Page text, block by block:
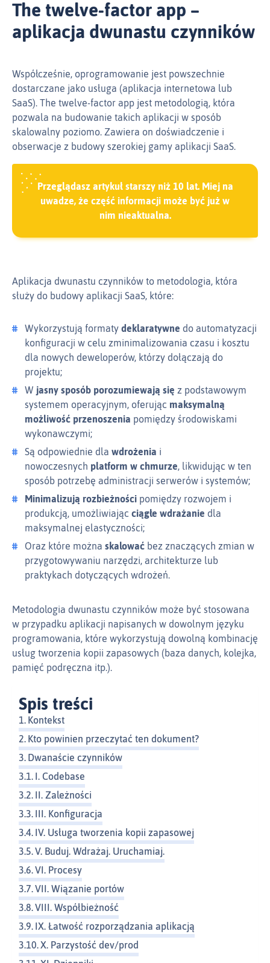
The twelve-factor app –
aplikacja dwunastu czynników
Współcześnie, oprogramowanie jest powszechnie
dostarczane jako usługa (aplikacja internetowa lub
SaaS). The twelve-factor app jest metodologią, która
pozwala na budowanie takich aplikacji w sposób
skalowalny poziomo. Zawiera on doświadczenie i
obserwacje z budowy szerokiej gamy aplikacji SaaS.
Przeglądasz artykuł starszy niż 10 lat. Miej na
uwadze, że część informacji może być już w
nim nieaktualna.
Aplikacja dwunastu czynników to metodologia, która
służy do budowy aplikacji SaaS, które:
Wykorzystują formaty deklaratywne do automatyzacji
konfiguracji w celu zminimalizowania czasu i kosztu
dla nowych deweloperów, którzy dołączają do
projektu;
W jasny sposób porozumiewają się z podstawowym
systemem operacyjnym, oferując maksymalną
możliwość przenoszenia pomiędzy środowiskami
wykonawczymi;
Są odpowiednie dla wdrożenia i
nowoczesnych platform w chmurze , likwidując w ten
sposób potrzebę administracji serwerów i systemów;
Minimalizują rozbieżności pomiędzy rozwojem i
produkcją, umożliwiając ciągłe wdrażanie dla
maksymalnej elastyczności;
Oraz które można skalować bez znaczących zmian w
przygotowywaniu narzędzi, architekturze lub
praktykach dotyczących wdrożeń.
Metodologia dwunastu czynników może być stosowana
w przypadku aplikacji napisanych w dowolnym języku
programowania, które wykorzystują dowolną kombinację
usług tworzenia kopii zapasowych (baza danych, kolejka,
pamięć podręczna itp.).
Spis treści
Kontekst
Kto powinien przeczytać ten dokument?
Dwanaście czynników
I. Codebase
II. Zależności
III. Konfiguracja
IV. Usługa tworzenia kopii zapasowej
V. Buduj. Wdrażaj. Uruchamiaj.
VI. Procesy
VII. Wiązanie portów
VIII. Współbieżność
IX. Łatwość rozporządzania aplikacją
X. Parzystość dev/prod